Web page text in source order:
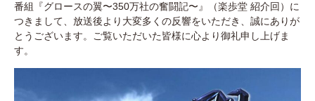
番組『グロースの翼〜350万社の奮闘記〜』（楽歩堂 紹介回）に
つきまして、放送後より大変多くの反響をいただき、誠にありが
とうございます。ご覧いただいた皆様に心より御礼申し上げま
す。